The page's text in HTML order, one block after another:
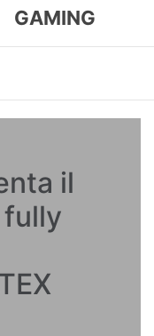
GAMING
il